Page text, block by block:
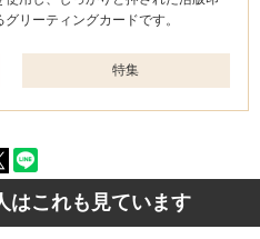
リーティングカードです。
特集
はこれも見ています